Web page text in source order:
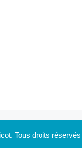
Tous droits réservés